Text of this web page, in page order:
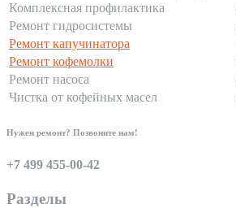
Комплексная профилактика
Ремонт гидросистемы
Ремонт капучинатора
Ремонт кофемолки
Ремонт насоса
Чистка от кофейных масел
Нужен ремонт? Позвоните нам!
+7 499 455-00-42
Разделы